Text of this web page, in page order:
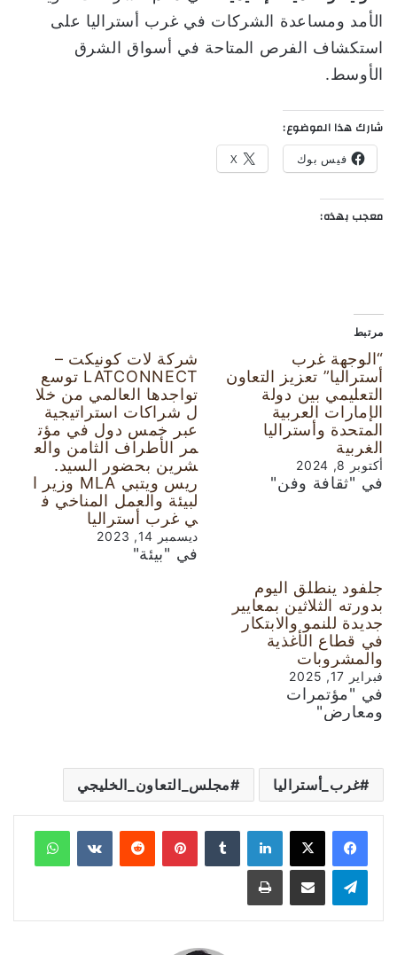
الأمد ومساعدة الشركات في غرب أستراليا على
استكشاف الفرص المتاحة في أسواق الشرق
الأوسط.
شارك هذا الموضوع:
فيس بوك X
معجب بهذه:
مرتبط
“الوجهة غرب
أستراليا” تعزيز التعاون
التعليمي بين دولة
الإمارات العربية
المتحدة وأستراليا
الغربية
أكتوبر 8, 2024
في "ثقافة وفن"
شركة لات كونيكت –
LATCONNECT توسع
تواجدها العالمي من خلا
ل شراكات استراتيجية
عبر خمس دول في مؤت
مر الأطراف الثامن والع
شرين بحضور السيد.
ريس ويتبي MLA وزير ا
لبيئة والعمل المناخي ف
ي غرب أستراليا
ديسمبر 14, 2023
في "بيئة"
جلفود ينطلق اليوم
بدورته الثلاثين بمعايير
جديدة للنمو والابتكار
في قطاع الأغذية
والمشروبات
فبراير 17, 2025
في "مؤتمرات
ومعارض"
غرب_أستراليا مجلس_التعاون_الخليجي
لينكدإن بينتيريست